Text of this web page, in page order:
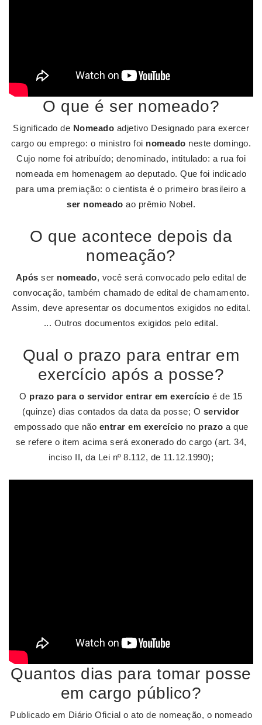
O que é ser nomeado?
Significado de Nomeado adjetivo Designado para exercer
cargo ou emprego: o ministro foi nomeado neste domingo.
Cujo nome foi atribuído; denominado, intitulado: a rua foi
nomeada em homenagem ao deputado. Que foi indicado
para uma premiação: o cientista é o primeiro brasileiro a
ser nomeado ao prêmio Nobel.
O que acontece depois da
nomeação?
Após ser nomeado, você será convocado pelo edital de
convocação, também chamado de edital de chamamento.
Assim, deve apresentar os documentos exigidos no edital.
... Outros documentos exigidos pelo edital.
Qual o prazo para entrar em
exercício após a posse?
O prazo para o servidor entrar em exercício é de 15
(quinze) dias contados da data da posse; O servidor
empossado que não entrar em exercício no prazo a que
se refere o item acima será exonerado do cargo (art. 34,
inciso II, da Lei nº 8.112, de 11.12.1990);
Quantos dias para tomar posse
em cargo público?
Publicado em Diário Oficial o ato de nomeação, o nomeado